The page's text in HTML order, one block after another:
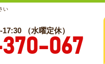
い
（水曜定休）
067